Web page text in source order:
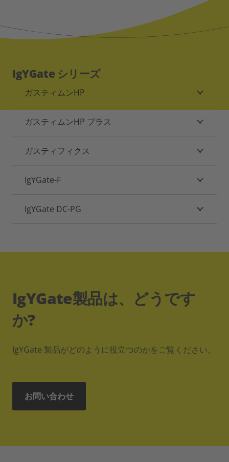
IgYGate シリーズ
ガスティムンHP
ガスティムンHP プラス
ガスティフィクス
IgYGate-F
IgYGate DC-PG
IgYGate製品は、どうです
か?
IgYGate 製品がどのように役立つのかをご覧ください。
お問い合わせ